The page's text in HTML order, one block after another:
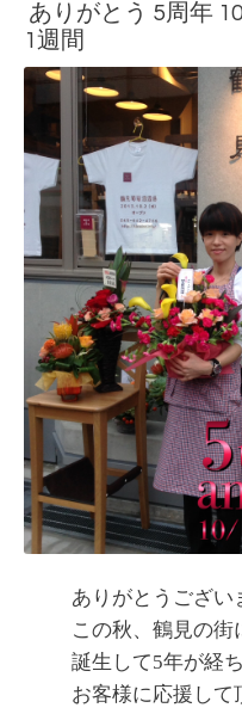
ありがとう 5周年
1週間
ありがとうござい
この秋、鶴見の
誕生して5年が経
お客様に応援して